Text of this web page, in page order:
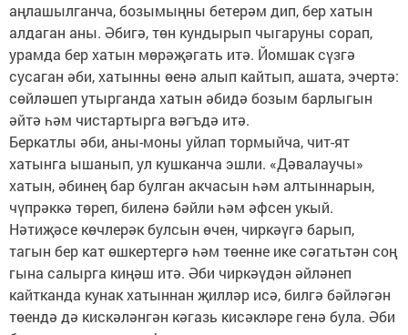
аңлашылганча, бозымыңны бетерәм дип, бер хатын
алдаган аны. Әбигә, төн кундырып чыгаруны сорап,
урамда бер хатын мөрәҗәгать итә. Йомшак сүзгә
сусаган әби, хатынны өенә алып кайтып, ашата, эчертә:
сөйләшеп утырганда хатын әбидә бозым барлыгын
әйтә һәм чистартырга вәгъдә итә.
Беркатлы әби, аны-моны уйлап тормыйча, чит-ят
хатынга ышанып, ул кушканча эшли. «Дәвалаучы»
хатын, әбинең бар булган акчасын һәм алтыннарын,
чүпрәккә төреп, биленә бәйли һәм әфсен укый.
Нәтиҗәсе көчлерәк булсын өчен, чиркәүгә барып,
тагын бер кат өшкертергә һәм төенне ике сәгатьтән соң
гына салырга киңәш итә. Әби чиркәүдән әйләнеп
кайтканда кунак хатыннан җилләр исә, билгә бәйләгән
төендә дә кискәләнгән кәгазь кисәкләре генә була. Әби